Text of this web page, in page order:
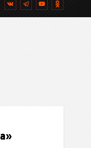
Вконтакте
Telegram
YouTube